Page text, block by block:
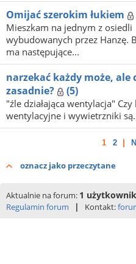
Omijać szerokim łukiem
Mieszkam na jednym z osiedli
wybudowanych przez Hanzę.
ma następujące...
narzekać każdy może, ale
zasadnie?
(5)
"źle działająca wentylacja"
wentylacyjne i wywietrzniki
1 2
oznacz jako przeczytane
Aktualnie na forum: 1 użytkownik
Regulamin forum
| Kontakt: